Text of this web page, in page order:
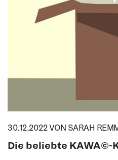
30.12.2022 VON SARAH
Die beliebte